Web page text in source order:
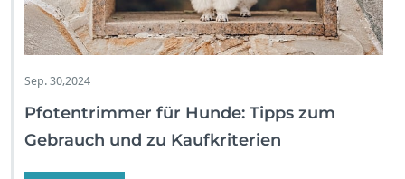
Sep. 30,2024
Pfotentrimmer für Hunde: Tipps zum
Gebrauch und zu Kaufkriterien